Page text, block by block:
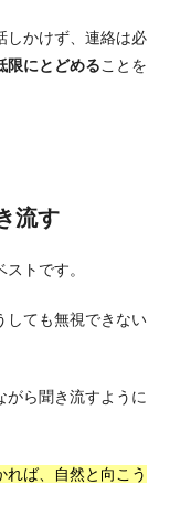
しかけず、連絡は必
限にとどめることを
流す
トです。
しても無視できない
がら聞き流すように
れば、自然と向こう